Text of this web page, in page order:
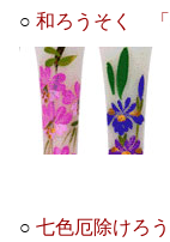
○和ろうそく
○七色厄除けろう